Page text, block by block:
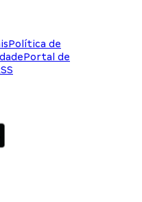
Política de
Portal de